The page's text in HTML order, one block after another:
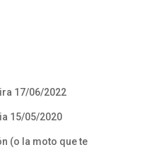
17/06/2022
15/05/2020
(o la moto que te